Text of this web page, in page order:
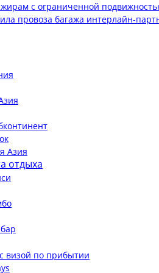
с ограниченной
провоза багажа интерлайн-
Азия
отдыха
визой по прибытии